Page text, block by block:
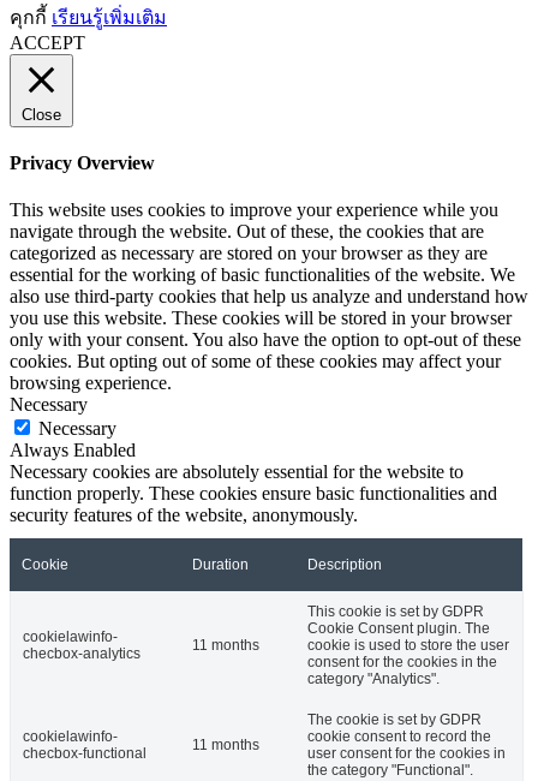
คุกกี้ เรียนรู้เพิ่มเติม
ACCEPT
Close
Privacy Overview
This website uses cookies to improve your experience while you
navigate through the website. Out of these, the cookies that are
categorized as necessary are stored on your browser as they are
essential for the working of basic functionalities of the website. We
also use third-party cookies that help us analyze and understand how
you use this website. These cookies will be stored in your browser
only with your consent. You also have the option to opt-out of these
cookies. But opting out of some of these cookies may affect your
browsing experience.
Necessary
Necessary
Always Enabled
Necessary cookies are absolutely essential for the website to
function properly. These cookies ensure basic functionalities and
security features of the website, anonymously.
Cookie Duration Description
cookielawinfo-
checbox-analytics
11 months
This cookie is set by GDPR
Cookie Consent plugin. The
cookie is used to store the user
consent for the cookies in the
category "Analytics".
cookielawinfo-
checbox-functional
11 months
The cookie is set by GDPR
cookie consent to record the
user consent for the cookies in
the category "Functional".